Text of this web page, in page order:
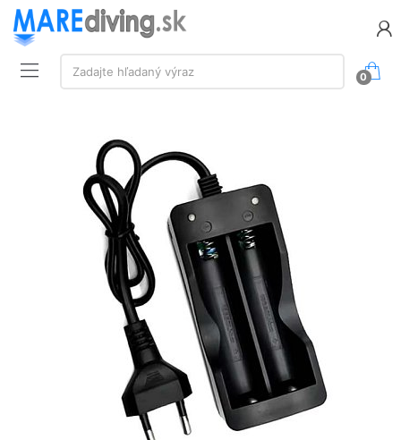
Vyhľadávanie:
Zadajte hľadaný výraz
0